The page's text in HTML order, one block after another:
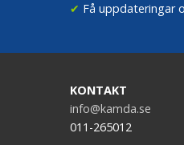
✔ Få uppdateringar
KONTAKT
info@kamda.se
011-265012